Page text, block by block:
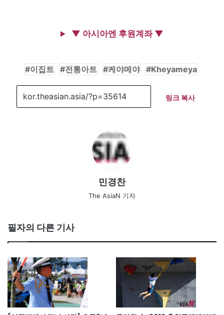
▼ 아시아엔 후원계좌 ▼
이집트 전통아트 케야메야 Kheyameya
링크 복사
민경찬
The AsiaN 기자
필자의 다른 기사